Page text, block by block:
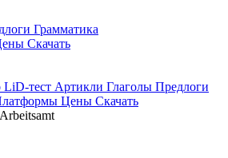
Грамматика
Скачать
LiD-тест Артикли Глаголы Предлоги
Цены Скачать
Arbeitsamt